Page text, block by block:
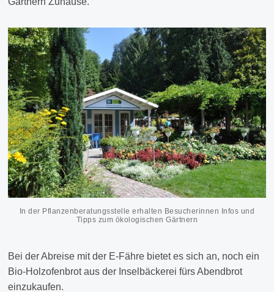
In der Pflanzenberatungsstelle erhalten Besucherinnen Infos und
Tipps zum ökologischen Gärtnern
Bei der Abreise mit der E-Fähre bietet es sich an, noch ein
Bio-Holzofenbrot aus der Inselbäckerei fürs Abendbrot
einzukaufen.